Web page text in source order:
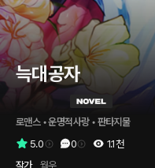
늑대공자
로맨스 • 운명적사랑 • 판타지물
5.0
0 1.1천
작가
월우